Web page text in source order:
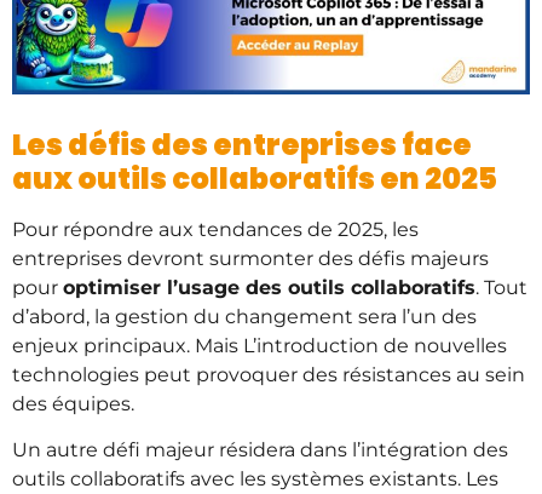
Les défis des entreprises face
aux outils collaboratifs en 2025
Pour répondre aux tendances de 2025, les
entreprises devront surmonter des défis majeurs
pour optimiser l’usage des outils collaboratifs. Tout
d’abord, la gestion du changement sera l’un des
enjeux principaux. Mais L’introduction de nouvelles
technologies peut provoquer des résistances au sein
des équipes.
Un autre défi majeur résidera dans l’intégration des
outils collaboratifs avec les systèmes existants. Les